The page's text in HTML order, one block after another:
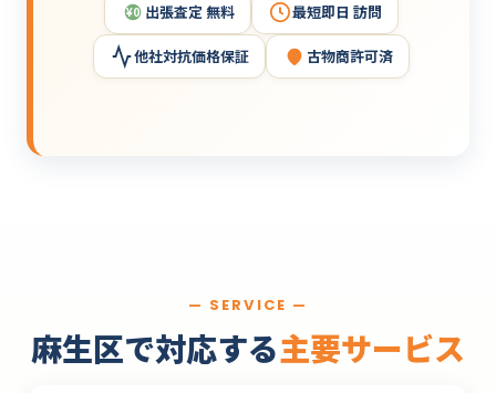
¥0 出張査定 無料 最短即日 訪問
他社対抗価格保証 古物商許可済
— SERVICE —
麻生区で対応する主要サービス